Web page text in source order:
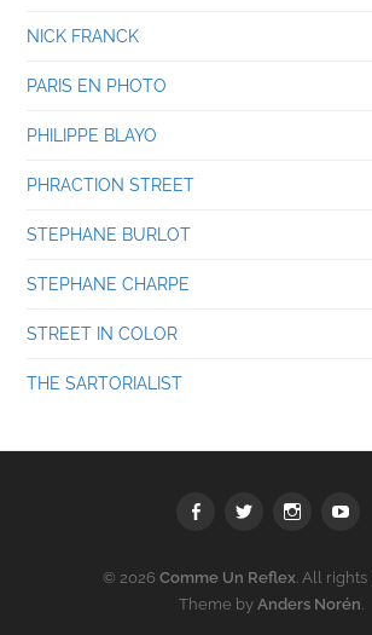
NICK FRANCK
PARIS EN PHOTO
PHILIPPE BLAYO
PHRACTION STREET
STEPHANE BURLOT
STEPHANE CHARPE
STREET IN COLOR
THE SARTORIALIST
FacebookTwitter Instagram
© 2026 Comme Un Reflex. All rights
Theme by Anders Norén.